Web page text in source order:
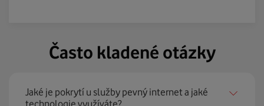
Často kladené otázky
Jaké je pokrytí u služby pevný internet a jaké
technologie využíváte?